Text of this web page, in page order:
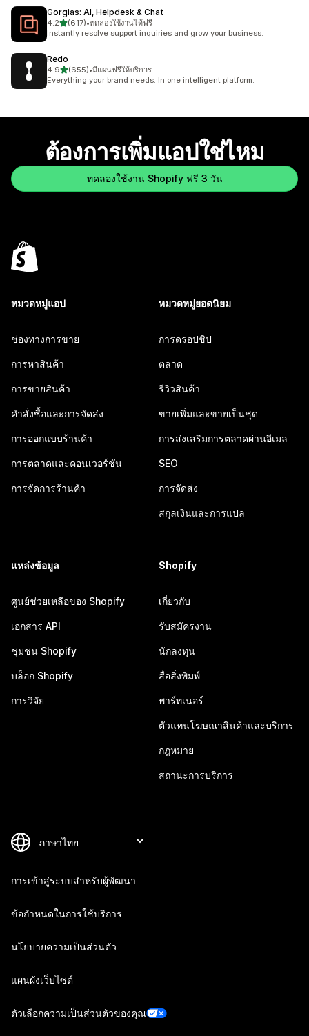
Gorgias: AI, Helpdesk & Chat
4.2เต็ม 5 ดาว
(617)
ทั้งหมด 617 รีวิว
•ทดลองใช้งานได้ฟรี
Instantly resolve support inquiries and grow your business.
Redo
4.9เต็ม 5 ดาว
(655)
ทั้งหมด 655 รีวิว
•มีแผนฟรีให้บริการ
Everything your brand needs. In one intelligent platform.
ต้องการเพิ่มแอปใช่ไหม
ทดลองใช้งาน Shopify ฟรี 3 วัน
หมวดหมู่แอป
ช่องทางการขาย
การหาสินค้า
การขายสินค้า
คำสั่งซื้อและการจัดส่ง
การออกแบบร้านค้า
การตลาดและคอนเวอร์ชัน
การจัดการร้านค้า
หมวดหมู่ยอดนิยม
การดรอปชิป
ตลาด
รีวิวสินค้า
ขายเพิ่มและขายเป็นชุด
การส่งเสริมการตลาดผ่านอีเมล
SEO
การจัดส่ง
สกุลเงินและการแปล
แหล่งข้อมูล
ศูนย์ช่วยเหลือของ Shopify
เอกสาร API
ชุมชน Shopify
บล็อก Shopify
การวิจัย
Shopify
เกี่ยวกับ
รับสมัครงาน
นักลงทุน
สื่อสิ่งพิมพ์
พาร์ทเนอร์
ตัวแทนโฆษณาสินค้าและบริการ
กฎหมาย
สถานะการบริการ
การเข้าสู่ระบบสำหรับผู้พัฒนา
ข้อกำหนดในการใช้บริการ
นโยบายความเป็นส่วนตัว
แผนผังเว็บไซต์
ตัวเลือกความเป็นส่วนตัวของคุณ